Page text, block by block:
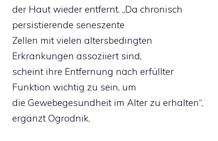
der Haut wieder entfernt. „Da chronisch
persistierende seneszente
Zellen mit vielen altersbedingten
Erkrankungen assoziiert sind,
scheint ihre Entfernung nach erfüllter
Funktion wichtig zu sein, um
die Gewebegesundheit im Alter zu erhalten“,
ergänzt Ogrodnik.